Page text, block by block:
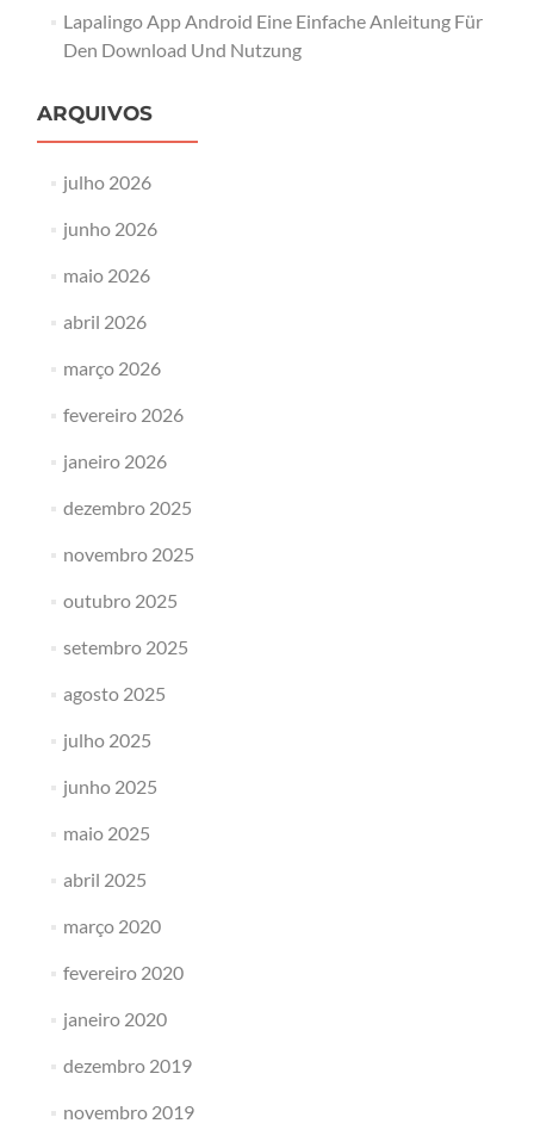
Lapalingo App Android Eine Einfache Anleitung Für
Den Download Und Nutzung
ARQUIVOS
julho 2026
junho 2026
maio 2026
abril 2026
março 2026
fevereiro 2026
janeiro 2026
dezembro 2025
novembro 2025
outubro 2025
setembro 2025
agosto 2025
julho 2025
junho 2025
maio 2025
abril 2025
março 2020
fevereiro 2020
janeiro 2020
dezembro 2019
novembro 2019